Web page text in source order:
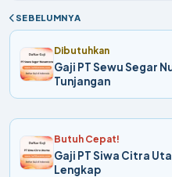
SEBELUMNYA
Dibutuhkan
Gaji PT Sewu Segar
Tunjangan
Butuh Cepat!
Gaji PT Siwa Citra
Lengkap